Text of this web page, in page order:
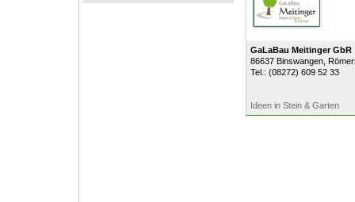
GaLaBau Meitinger GbR
86637 Binswangen,
Tel.: (08272) 609 52 33
Ideen in Stein & Garten